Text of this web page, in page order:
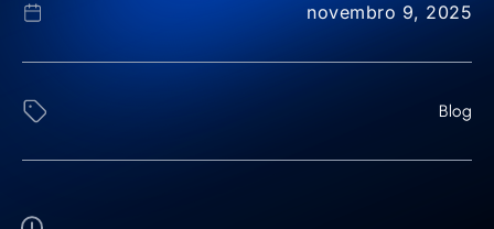
novembro 9, 2025
Blog